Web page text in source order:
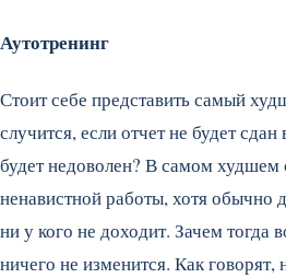
Аутотренинг
Стоит себе представить самый
случится, если отчет не будет
будет недоволен? В самом худшем
ненавистной работы, хотя обычно
ни у кого не доходит. Зачем тогда
ничего не изменится. Как